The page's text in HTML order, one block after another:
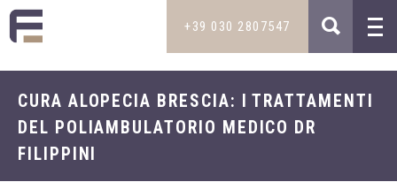
+39 030 2807547
TRATTAMENTI
Dietologia e intolleranze
STUDIO MEDICO
MAIL
INFO@STUDIOMEDICOFILIPPINI.IT
CURA ALOPECIA BRESCIA: I TRATTAMENTI
DEL POLIAMBULATORIO MEDICO DR
FILIPPINI